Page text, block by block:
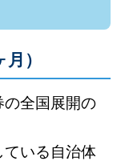
）
の全国展開の
ている自治体